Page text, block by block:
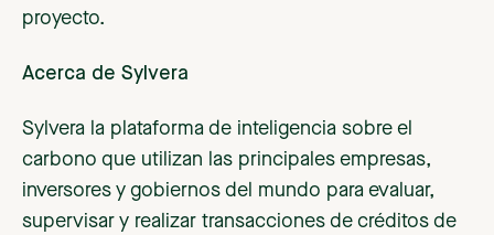
proyecto.
Acerca de Sylvera
Sylvera la plataforma de inteligencia sobre el
carbono que utilizan las principales empresas,
inversores y gobiernos del mundo para evaluar,
supervisar y realizar transacciones de créditos de